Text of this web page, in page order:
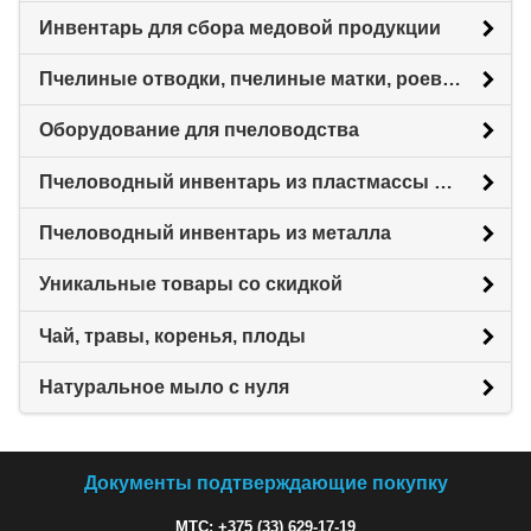
Инвентарь для сбора медовой продукции
Пчелиные отводки, пчелиные матки, роевни
Оборудование для пчеловодства
Пчеловодный инвентарь из пластмассы для пасеки
Пчеловодный инвентарь из металла
Уникальные товары со скидкой
Чай, травы, коренья, плоды
Натуральное мыло с нуля
Документы подтверждающие покупку
МТС: +375 (33) 629-17-19